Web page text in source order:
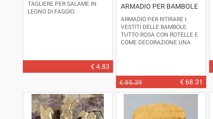
TAGLIERE PER SALAME IN
LEGNO DI FAGGIO.
€ 4.83
ARMADIO PER BAMBOLE
ARMADIO PER RITIRARE I
VESTITI DELLE BAMBOLE.
TUTTO ROSA CON ROTELLE E
COME DECORAZIONE UNA
ETÀ CONSIGLIATA DA 3 ANNI
IN SU.
€ 85.39 € 68.31